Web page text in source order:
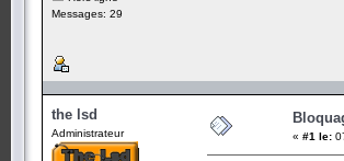
Messages: 29
the lsd
Administrateur « #1 le: